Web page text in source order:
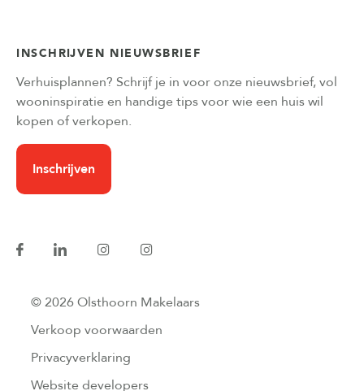
INSCHRIJVEN NIEUWSBRIEF
Verhuisplannen? Schrijf je in voor onze nieuwsbrief, vol
wooninspiratie en handige tips voor wie een huis wil
kopen of verkopen.
Inschrijven
© 2026 Olsthoorn Makelaars
Verkoop voorwaarden
Privacyverklaring
Website developers